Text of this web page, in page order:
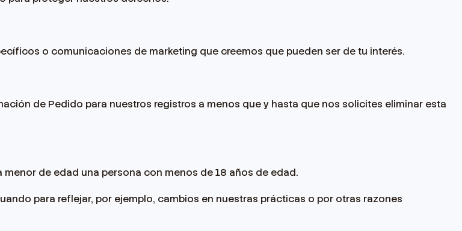
o comunicaciones de marketing que creemos que pueden ser de tu interés.
de Pedido para nuestros registros a menos que y hasta que nos solicites eliminar esta
de edad una persona con menos de 18 años de edad.
para reflejar, por ejemplo, cambios en nuestras prácticas o por otras razones